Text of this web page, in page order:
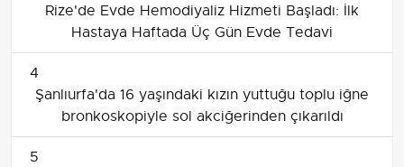
Rize'de Evde Hemodiyaliz Hizmeti Başladı: İlk
Hastaya Haftada Üç Gün Evde Tedavi
4
Şanlıurfa'da 16 yaşındaki kızın yuttuğu toplu iğne
bronkoskopiyle sol akciğerinden çıkarıldı
5